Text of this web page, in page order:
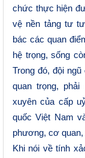
chức thực hiện
vệ nền tảng tư
bác các quan
hệ trọng, sống
Trong đó, đội
quan trọng,
xuyên của cấp
quốc Việt Nam
phương, cơ
Khi nói về tính